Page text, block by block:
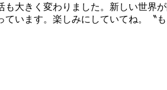
大きく変わりました。新しい世界
います。楽しみにしていてね。〝も